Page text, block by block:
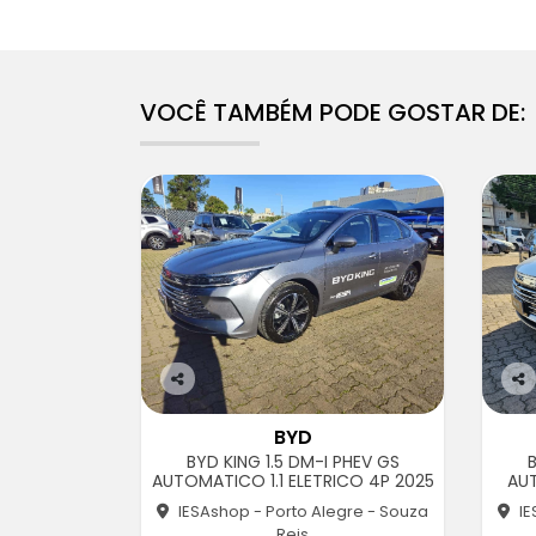
VOCÊ TAMBÉM PODE GOSTAR DE:
Co
he
BYD
BYD KING 1.5 DM-I PHEV GS
AUTOMATICO 1.1 ELETRICO 4P 2025
IESAshop - Porto Alegre - Souza
Co
he